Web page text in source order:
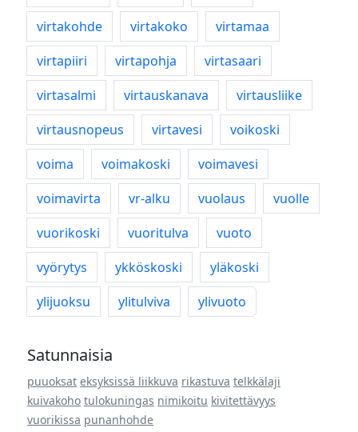
virtakohde
virtakoko
virtamaa
virtapiiri
virtapohja
virtasaari
virtasalmi
virtauskanava
virtausliike
virtausnopeus
virtavesi
voikoski
voima
voimakoski
voimavesi
voimavirta
vr-alku vuolaus
vuolle
vuorikoski
vuoritulva
vuoto
vyörytys
ykköskoski
yläkoski
ylijuoksu
ylitulviva ylivuoto
Satunnaisia
puuoksat eksyksissä liikkuva rikastuva telkkälaji
kuivakoho tulokuningas nimikoitu kivitettävyys
vuorikissa punanhohde